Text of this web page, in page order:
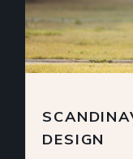
DESIGN